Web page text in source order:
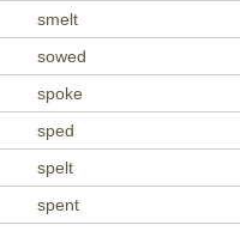
smelt
sowed
spoke
sped
spelt
spent